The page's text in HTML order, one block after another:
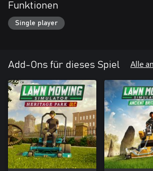
Funktionen
Single player
Add-Ons für dieses Spiel Alle